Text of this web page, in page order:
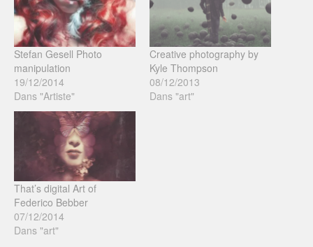
Stefan Gesell Photo
manipulation
19/12/2014
Dans "Artiste"
Creative photography by
Kyle Thompson
08/12/2013
Dans "art"
That’s digital Art of
Federico Bebber
07/12/2014
Dans "art"